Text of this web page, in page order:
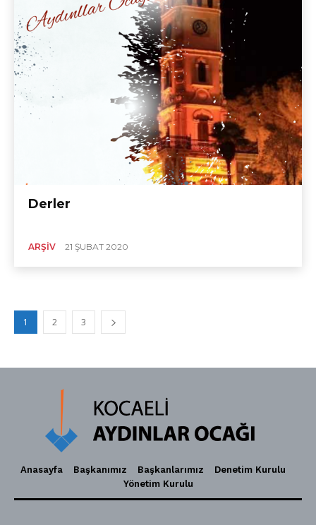
Derler
ARŞIV 21 ŞUBAT 2020
1 2 3
Anasayfa Başkanımız Başkanlarımız
Denetim Kurulu
Yönetim Kurulu